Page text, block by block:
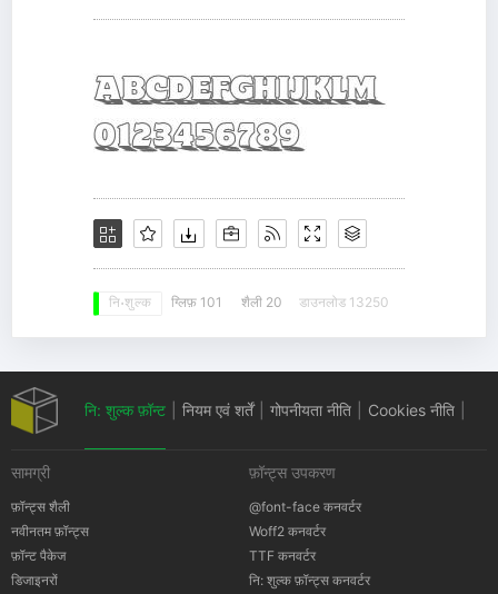
नि: शुल्क ग्लिफ़ 101 शैली 20 डाउनलोड 13250
नि: शुल्क फ़ॉन्ट नियम एवं शर्तें गोपनीयता नीति Cookies नीति
सामग्री
फ़ॉन्ट्स शैली
नवीनतम फ़ॉन्ट्स
फ़ॉन्ट पैकेज
डिजाइनरों
फ़ॉन्ट्स उपकरण
@font-face कनवर्टर
Woff2 कनवर्टर
TTF कनवर्टर
नि: शुल्क फ़ॉन्ट्स कनवर्टर